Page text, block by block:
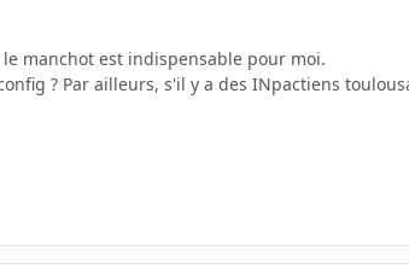
manchot est indispensable pour moi.
? Par ailleurs, s'il y a des INpactiens